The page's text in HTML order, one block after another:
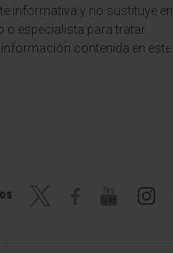
informativa y no sustituye en
o especialista para tratar
contenida en este